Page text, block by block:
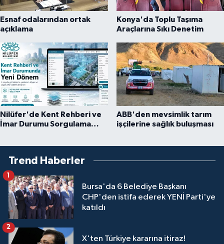
Esnaf odalarından ortak
açıklama
Konya'da Toplu Taşıma
Araçlarına Sıkı Denetim
Nilüfer'de Kent Rehberi ve
İmar Durumu Sorgulama
ABB'den mevsimlik tarım
işçilerine sağlık buluşması
Trend Haberler
Bursa'da 6 Belediye Başkanı
CHP'den istifa ederek YENİ Parti'ye
katıldı
1
X'ten Türkiye kararına itiraz!
2